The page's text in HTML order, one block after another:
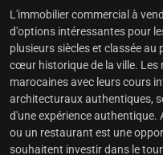
L'immobilier commercial à
d'options intéressantes pour
plusieurs siècles et classée au
cœur historique de la ville. Les
marocaines avec leurs cours
architecturaux authentiques,
d'une expérience authentique.
ou un restaurant est une
souhaitent investir dans le